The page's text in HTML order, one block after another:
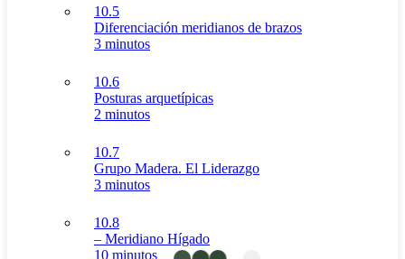
10.5
Diferenciación meridianos de brazos
3 minutos
10.6
Posturas arquetípicas
2 minutos
10.7
Grupo Madera. El Liderazgo
3 minutos
10.8
– Meridiano Hígado
10 minutos